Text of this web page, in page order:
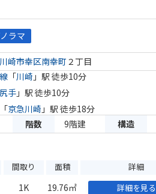
ラマ
川崎市幸区南幸町 ２丁目
「川崎 」駅 徒歩10分
尻手 」駅 徒歩10分
「京急川崎 」駅 徒歩18分
階数 9階建 構造
間取り 面積 詳細
1K 19.76㎡ 詳細を見る